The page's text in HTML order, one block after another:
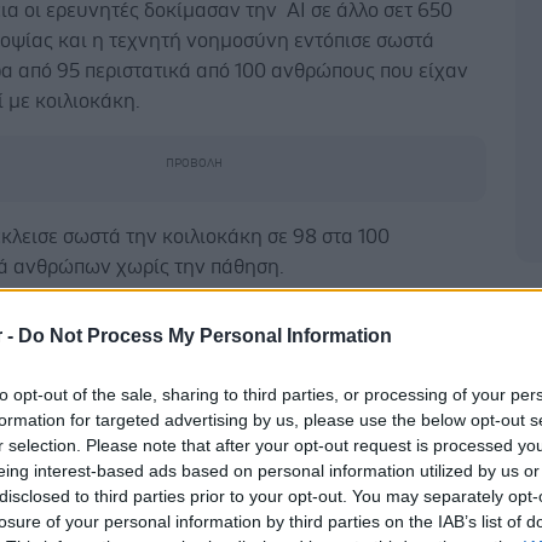
- Do Not Process My Personal Information
opt-out of the sale, sharing to third parties, or processing of your
for targeted advertising by us, please use the below opt-out
selection. Please note that after your opt-out request is processed
interest-based ads based on personal information utilized by us
to third parties prior to your opt-out. You may separately
of your personal information by third parties on the IAB’s list of
οι ερευνητές δοκίμασαν την AI σε άλλο σετ 650
και η τεχνητή νοημοσύνη εντόπισε σωστά
από 95 περιστατικά από 100 ανθρώπους που είχαν
με κοιλιοκάκη.
σωστά την κοιλιοκάκη σε 98 στα 100
ανθρώπων χωρίς την πάθηση.
φορά που η ΑΙ φάνηκε να διαγιγνώσκει τόσο
Journal of Medicine AI.